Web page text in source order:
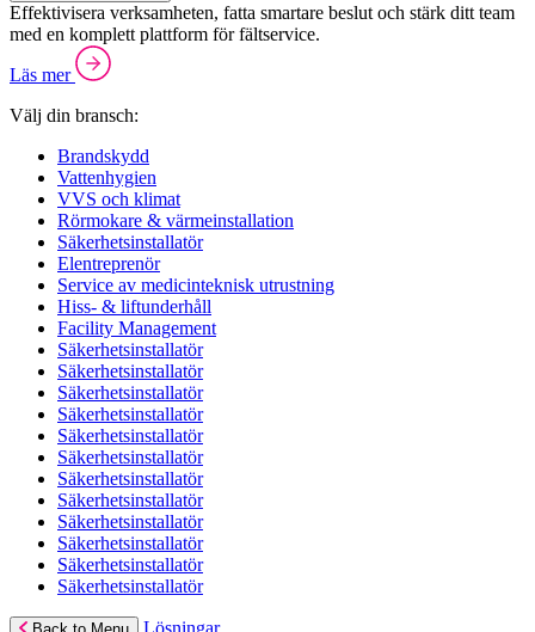
Effektivisera verksamheten, fatta smartare beslut och stärk ditt team
med en komplett plattform för fältservice.
Läs mer
Välj din bransch:
Brandskydd
Vattenhygien
VVS och klimat
Rörmokare & värmeinstallation
Säkerhetsinstallatör
Elentreprenör
Service av medicinteknisk utrustning
Hiss- & liftunderhåll
Facility Management
Säkerhetsinstallatör
Säkerhetsinstallatör
Säkerhetsinstallatör
Säkerhetsinstallatör
Säkerhetsinstallatör
Säkerhetsinstallatör
Säkerhetsinstallatör
Säkerhetsinstallatör
Säkerhetsinstallatör
Säkerhetsinstallatör
Säkerhetsinstallatör
Säkerhetsinstallatör
Lösningar